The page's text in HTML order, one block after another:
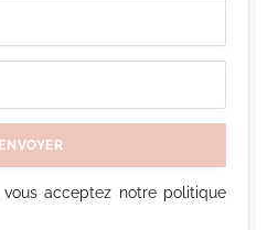
vous acceptez notre politique